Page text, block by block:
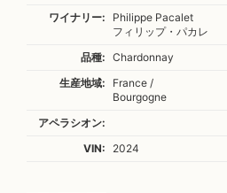
ワイナリー:
Philippe Pacalet
フィリップ・パカレ
品種:
Chardonnay
生産地域:
France /
Bourgogne
アペラシオン:
VIN:
2024